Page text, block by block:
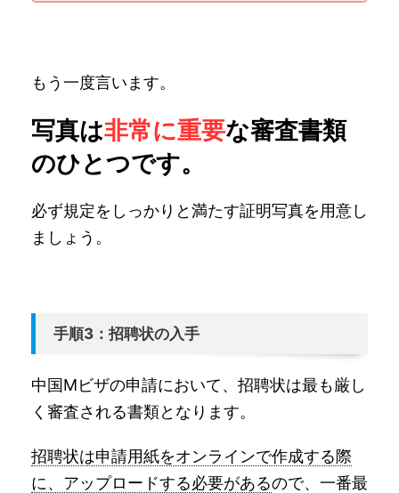
もう一度言います。
写真は非常に重要な審査書類
のひとつです。
必ず規定をしっかりと満たす証明写真を用意し
ましょう。
手順3：招聘状の入手
中国Mビザの申請において、招聘状は最も厳し
く審査される書類となります。
招聘状は申請用紙をオンラインで作成する際
に、アップロードする必要があるので、一番最